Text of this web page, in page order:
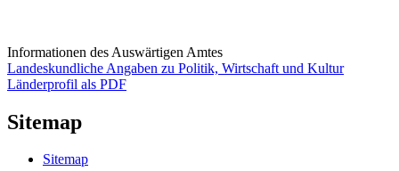
Informationen des Auswärtigen Amtes
Landeskundliche Angaben zu Politik, Wirtschaft und Kultur
Länderprofil als PDF
Sitemap
Sitemap